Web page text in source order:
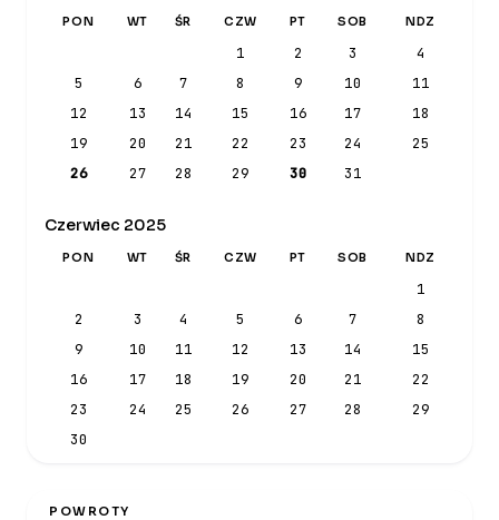
PON WT ŚR CZW PT SOB NDZ
1 2 3
4
5
6 7 8 9 10
11
12
13 14 15 16 17
18
19
20 21 22 23 24
25
26
27 28 29 30 31
Czerwiec 2025
PON WT ŚR CZW PT SOB NDZ
1
2
3 4 5 6 7
8
9
10 11 12 13 14
15
16
17 18 19 20 21
22
23
24 25 26 27 28
29
30
POWROTY